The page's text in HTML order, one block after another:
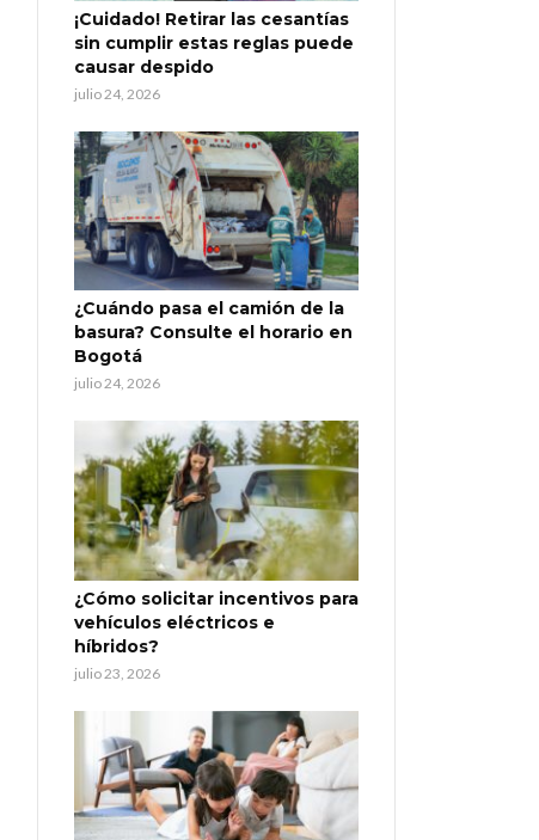
¡Cuidado! Retirar las cesantías
sin cumplir estas reglas puede
causar despido
julio 24, 2026
¿Cuándo pasa el camión de la
basura? Consulte el horario en
Bogotá
julio 24, 2026
¿Cómo solicitar incentivos para
vehículos eléctricos e
híbridos?
julio 23, 2026